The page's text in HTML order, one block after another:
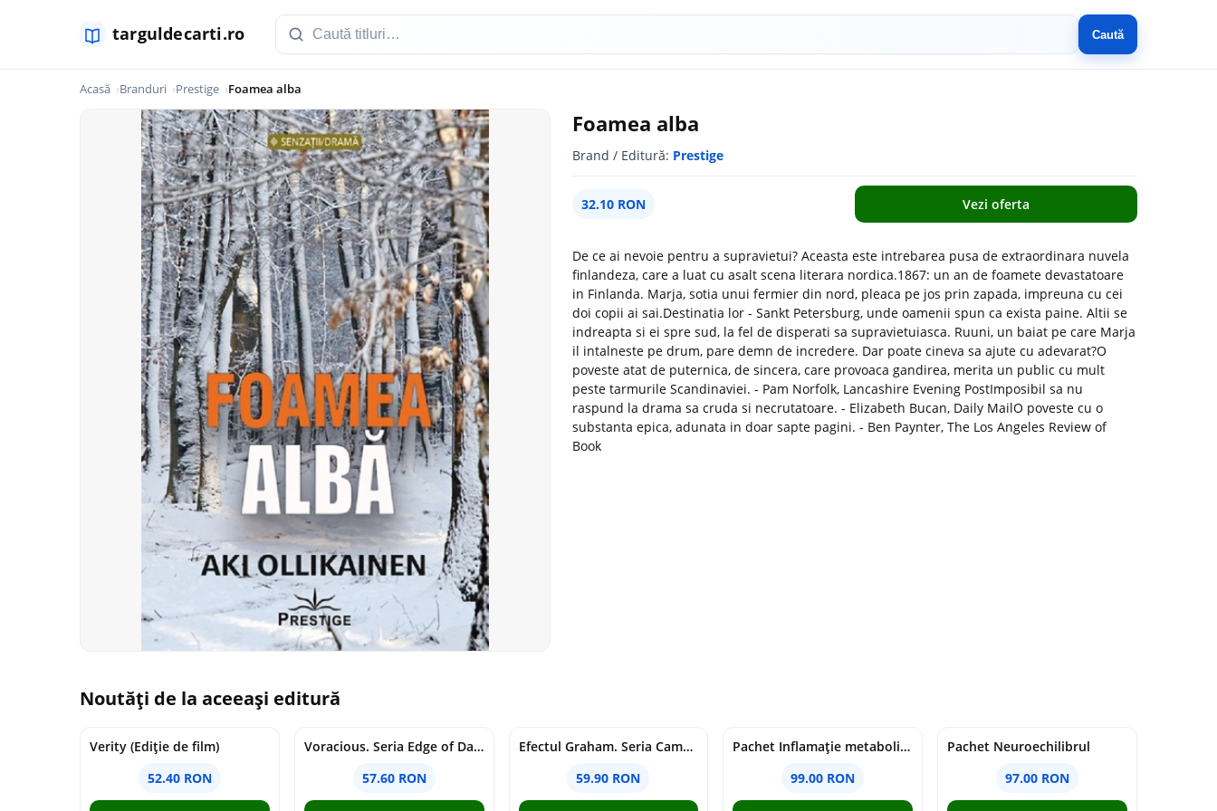
Caută
Acasă Branduri Prestige Foamea alba
Foamea alba
Brand / Editură: Prestige
32.10 RON Vezi oferta
De ce ai nevoie pentru a supravietui? Aceasta este intrebarea pusa de extraordinara nuvela
finlandeza, care a luat cu asalt scena literara nordica.1867: un an de foamete devastatoare
in Finlanda. Marja, sotia unui fermier din nord, pleaca pe jos prin zapada, impreuna cu cei
doi copii ai sai.Destinatia lor - Sankt Petersburg, unde oamenii spun ca exista paine. Altii se
indreapta si ei spre sud, la fel de disperati sa supravietuiasca. Ruuni, un baiat pe care Marja
il intalneste pe drum, pare demn de incredere. Dar poate cineva sa ajute cu adevarat?O
poveste atat de puternica, de sincera, care provoaca gandirea, merita un public cu mult
peste tarmurile Scandinaviei. - Pam Norfolk, Lancashire Evening PostImposibil sa nu
raspund la drama sa cruda si necrutatoare. - Elizabeth Bucan, Daily MailO poveste cu o
substanta epica, adunata in doar sapte pagini. - Ben Paynter, The Los Angeles Review of
Book
Noutăți de la aceeași editură
Verity (Ediție de film)
52.40 RON
Voracious. Seria Edge of Darkness Vol.2
57.60 RON
Efectul Graham. Seria Campus Diaries Vol.1
59.90 RON
Pachet Inflamație metabolism și creier
99.00 RON
Pachet Neuroechilibrul
97.00 RON